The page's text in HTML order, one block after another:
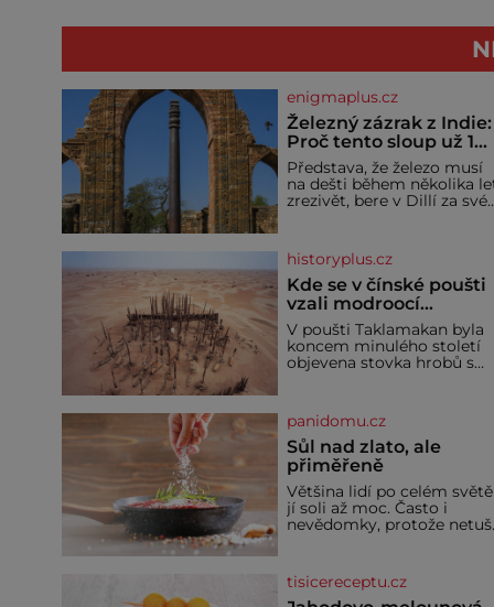
enigmaplus.cz
Železný zázrak z Indie:
Proč tento sloup už 1
600 let nezná rez?
Představa, že železo musí
na dešti během několika
zrezivět, bere v Dillí za své.
vysoký železný sloup, který
už přibližně 1 600 let
odolává počasí
historyplus.cz
Kde se v čínské poušti
vzali modroocí
blonďáci?
V poušti Taklamakan byla
koncem minulého století
objevena stovka hrobů s
byli pohřbeni s úctou a
četnými milodary. Asi
nejvíc přitom vědce zaujal
hrob tříměsíčního
chlapečka s modrou
filcovou čapkou, z níž se
draly blonďaté vlásky. Fakt,
že jsou těla dávných lidí
klimatickým podmínkám.
Sucho, prosolené písky a
panidomu.cz
Sůl nad zlato, ale
přiměřeně
Většina lidí po celém světě
jí soli až moc. Často i
nevědomky, protože
vyráběných potravinách,
dokonce i těch sladkých.
tisicereceptu.cz